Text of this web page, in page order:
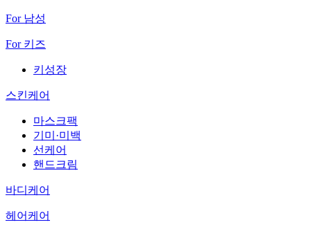
For 남성
For 키즈
키성장
스킨케어
마스크팩
기미·미백
선케어
핸드크림
바디케어
헤어케어